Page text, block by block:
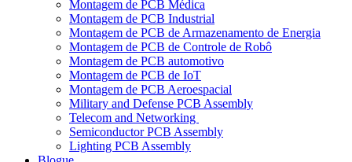
Montagem de PCB Médica
Montagem de PCB Industrial
Montagem de PCB de Armazenamento de Energia
Montagem de PCB de Controle de Robô
Montagem de PCB automotivo
Montagem de PCB de IoT
Montagem de PCB Aeroespacial
Military and Defense PCB Assembly
Telecom and Networking
Semiconductor PCB Assembly
Lighting PCB Assembly